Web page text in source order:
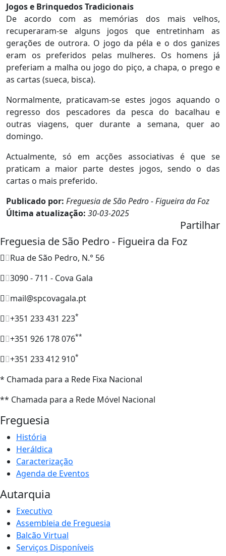
Jogos e Brinquedos Tradicionais
De acordo com as memórias dos mais velhos,
recuperaram-se alguns jogos que entretinham as
gerações de outrora. O jogo da péla e o dos ganizes
eram os preferidos pelas mulheres. Os homens já
preferiam a malha ou jogo do piço, a chapa, o prego e
as cartas (sueca, bisca).
Normalmente, praticavam-se estes jogos aquando o
regresso dos pescadores da pesca do bacalhau e
outras viagens, quer durante a semana, quer ao
domingo.
Actualmente, só em acções associativas é que se
praticam a maior parte destes jogos, sendo o das
cartas o mais preferido.
Publicado por: Freguesia de São Pedro - Figueira da Foz
Última atualização: 30-03-2025
Partilhar
Freguesia de São Pedro - Figueira da Foz
Rua de São Pedro, N.° 56
3090 - 711 - Cova Gala
mail@spcovagala.pt
+351 233 431 223*
+351 926 178 076**
+351 233 412 910*
* Chamada para a Rede Fixa Nacional
** Chamada para a Rede Móvel Nacional
Freguesia
História
Heráldica
Caracterização
Agenda de Eventos
Autarquia
Executivo
Assembleia de Freguesia
Balcão Virtual
Serviços Disponíveis